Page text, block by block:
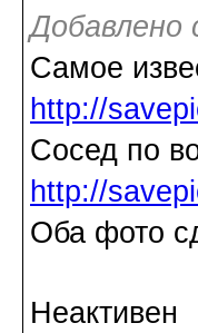
Самое
http://
Сосед по
http://
Оба фото
Неактивен